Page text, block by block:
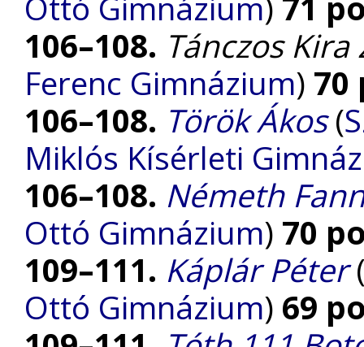
106–108. Tánczos Kira
Ferenc Gimnázium) 70
106–108. Török Ákos(
Miklós Kísérleti
106–108. Németh
Ottó Gimnázium) 70
109–111. Káplár Péter
Ottó Gimnázium) 69